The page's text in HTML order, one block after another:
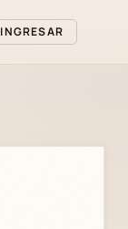
INGRESAR